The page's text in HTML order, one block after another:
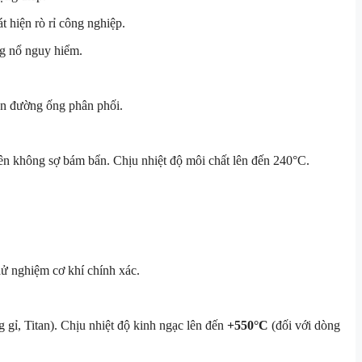
hiện rò rỉ công nghiệp.
nổ nguy hiểm.
đường ống phân phối.
không sợ bám bẩn. Chịu nhiệt độ môi chất lên đến 240°C.
nghiệm cơ khí chính xác.
gỉ, Titan). Chịu nhiệt độ kinh ngạc lên đến +550°C (đối với dòng